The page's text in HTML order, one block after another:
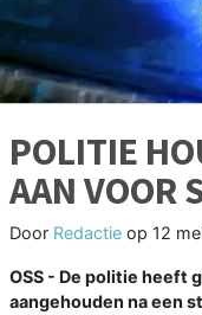
POLITIE
AAN VOOR
Door Redactie op 12
OSS - De politie heeft
aangehouden na een